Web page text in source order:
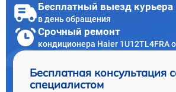
Бесплатный выезд курьера
в день обращения
Срочный ремонт
кондиционера Haier 1U12TL4FRA
Бесплатная консультация
специалистом